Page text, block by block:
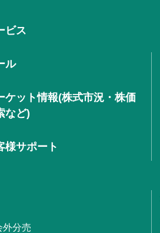
ビス
ル
ケット情報(株式市況・株価
など)
様サポート
外分売